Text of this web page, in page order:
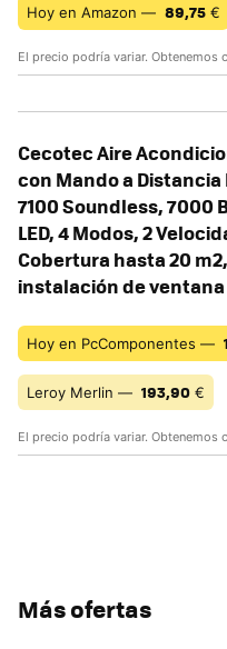
Hoy en Amazon — 89,75 €
El precio podría variar. Obtenemos
Cecotec Aire
con Mando a Distancia
7100 Soundless, 7000
LED, 4 Modos, 2
Cobertura hasta 20
instalación de
Hoy en PcComponentes —
Leroy Merlin — 193,90 €
El precio podría variar. Obtenemos
Más ofertas